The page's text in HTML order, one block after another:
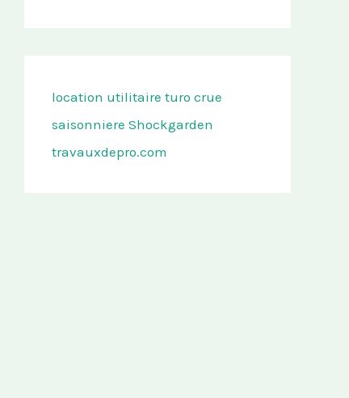
location utilitaire turo crue
saisonniere Shockgarden
travauxdepro.com